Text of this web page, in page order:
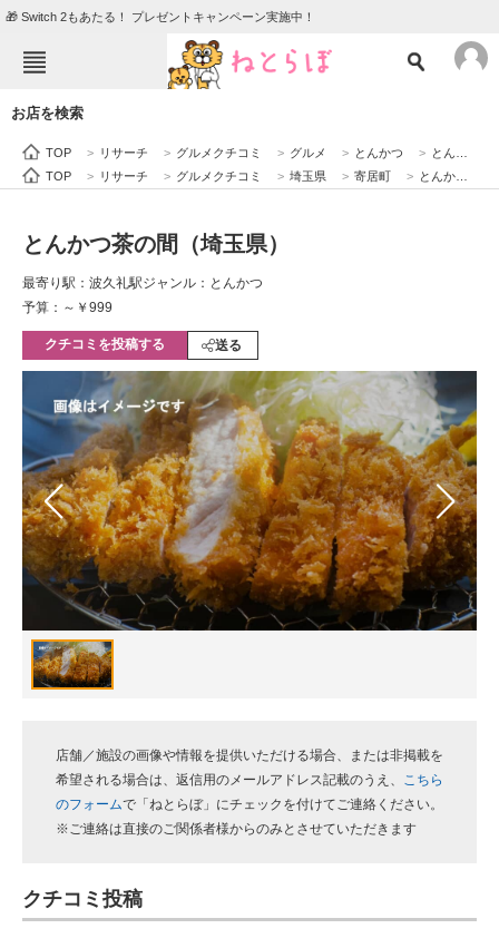
🎁 Switch 2もあたる！ プレゼントキャンペーン実施中！
エンタメ クイズ
住まい 教育・育児
動物
会員記事
メディア
注目記事を集めた総合ページ
ITの今と未来を見通す
スマホと通信の最新トレンド
進化するPCとデバイスの未来
好きが集まる 比べて選べる
ビジネスと働き方のヒント
企業ITのトレンドを詳説
経営リーダーのコミュニティ
ITエンジニア向け専門サイト
お店を検索
TOP > リサーチ > グルメクチコミ > グルメ > とんかつ > とんかつ茶の間（埼玉県）
TOP
> リサーチ > グルメクチコミ > 埼玉県 > 寄居町 > とんかつ茶の間（埼玉県）
とんかつ茶の間（埼玉県）
最寄り駅：波久礼駅ジャンル：とんかつ
予算：～￥999
クチコミを投稿する 送る
店舗／施設の画像や情報を提供いただける場合、または非掲載を
希望される場合は、返信用のメールアドレス記載のうえ、
こちら
のフォームで「ねとらぼ」にチェックを付けてご連絡ください。
※ご連絡は直接のご関係者様からのみとさせていただきます
クチコミ投稿